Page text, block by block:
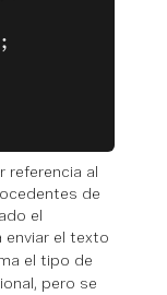
;
referencia al
de
el
enviar el texto
el tipo de
pero se